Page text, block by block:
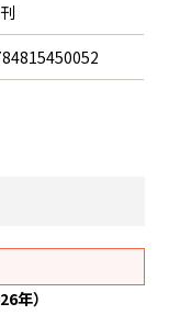
年）